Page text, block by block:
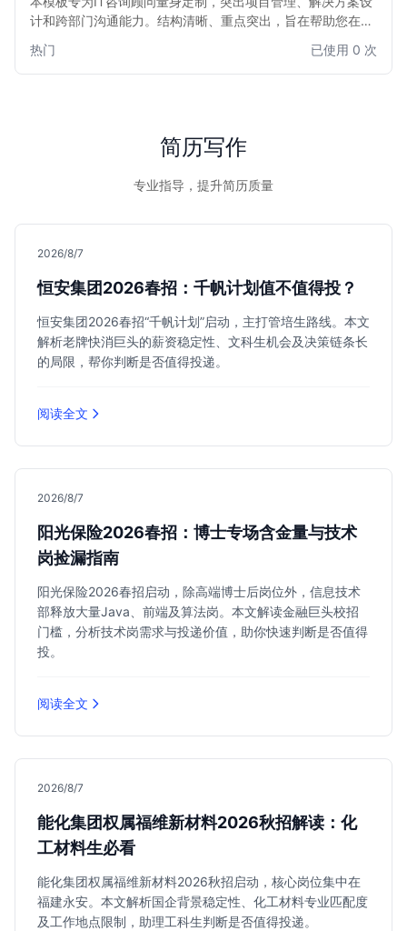
计和跨部门沟通能力。结构清晰、重点突出，旨在帮助您在众
定工作经验，寻求在咨询行业深耕或转型的专业人士。
热门 已使用 0 次
简历写作
专业指导，提升简历质量
2026/8/7
恒安集团2026春招：千帆计划值不值得投？
恒安集团2026春招“千帆计划”启动，主打管培生路线。本文
解析老牌快消巨头的薪资稳定性、文科生机会及决策链条长
的局限，帮你判断是否值得投递。
阅读全文
2026/8/7
阳光保险2026春招：博士专场含金量与技术
岗捡漏指南
阳光保险2026春招启动，除高端博士后岗位外，信息技术
部释放大量Java、前端及算法岗。本文解读金融巨头校招
门槛，分析技术岗需求与投递价值，助你快速判断是否值得
投。
阅读全文
2026/8/7
能化集团权属福维新材料2026秋招解读：化
工材料生必看
能化集团权属福维新材料2026秋招启动，核心岗位集中在
福建永安。本文解析国企背景稳定性、化工材料专业匹配度
及工作地点限制，助理工科生判断是否值得投递。